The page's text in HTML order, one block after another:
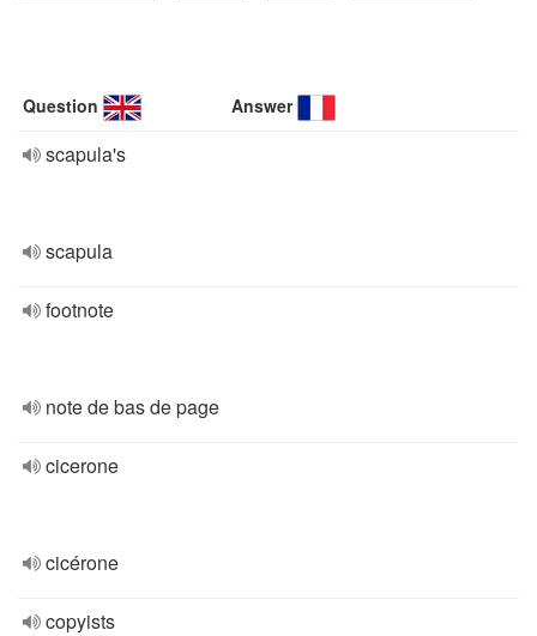
Question Answer
scapula's
scapula
footnote
note de bas de page
cicerone
cicérone
copyists